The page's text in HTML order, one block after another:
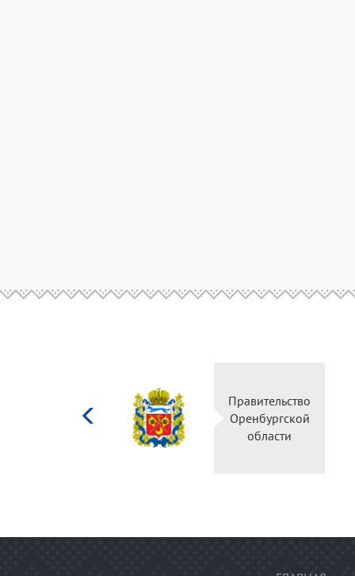
культуры
Российской
Правительство
Оренбургской
области